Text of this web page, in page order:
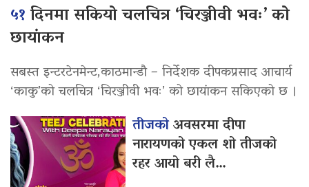
५१दिनमा सकियो चलचित्र ‘चिरञ्जीवी भवः’ को
छायांकन
सबस्त इन्टरटेनमेन्ट,काठमान्डौ – निर्देशक दीपकप्रसाद आचार्य
‘काकु’को चलचित्र ‘चिरञ्जीवी भवः’ को छायांकन सकिएको छ ।
तीजकोअवसरमा दीपा
नारायणको एकल शो तीजको
रहर आयो बरी लै…